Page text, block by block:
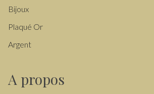
Bijoux
Plaqué Or
Argent
A propos